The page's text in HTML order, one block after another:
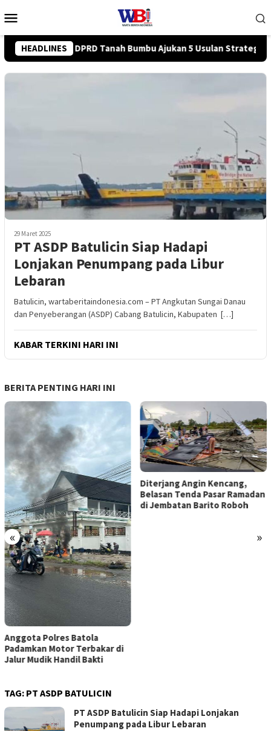
ke
Mobile
HEADLINES
5 Usulan Strategis ke BPJN Tingkatkan Kompetensi
29 Maret 2025
PT ASDP Batulicin Siap Hadapi
Lonjakan Penumpang pada Libur
Lebaran
Batulicin, wartaberitaindonesia.com – PT Angkutan Sungai Danau
dan Penyeberangan (ASDP) Cabang Batulicin, Kabupaten […]
KABAR TERKINI HARI INI
BERITA PENTING HARI INI
« »
Anggota Polres Batola
Padamkan Motor Terbakar di
Jalur Mudik Handil Bakti
Diterjang Angin Kencang,
Belasan Tenda Pasar Ramadan
di Jembatan Barito Roboh
TAG: PT ASDP BATULICIN
PT ASDP Batulicin Siap Hadapi Lonjakan
Penumpang pada Libur Lebaran